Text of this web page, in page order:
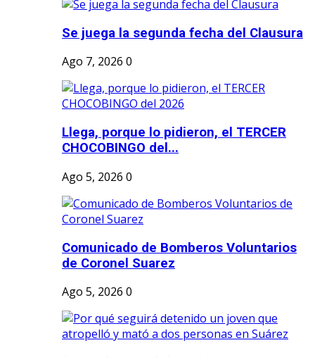
Se juega la segunda fecha del Clausura
Ago 7, 2026 0
Llega, porque lo pidieron, el TERCER
CHOCOBINGO del...
Ago 5, 2026 0
Comunicado de Bomberos Voluntarios
de Coronel Suarez
Ago 5, 2026 0